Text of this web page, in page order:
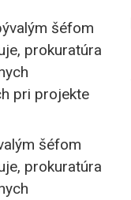
šéfom
prokuratúra